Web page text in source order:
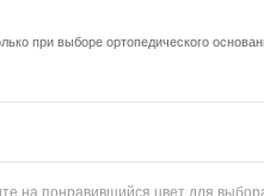
при выборе ортопедического
на понравившийся цвет для